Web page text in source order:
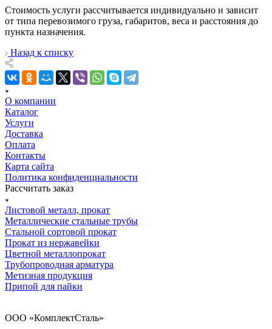
Стоимость услуги рассчитывается индивидуально и зависит
от типа перевозимого груза, габаритов, веса и расстояния до
пункта назначения.
Назад к списку
О компании
Каталог
Услуги
Доставка
Оплата
Контакты
Карта сайта
Политика конфиденциальности
Рассчитать заказ
Листовой металл, прокат
Металлические стальные трубы
Стальной сортовой прокат
Прокат из нержавейки
Цветной металлопрокат
Трубопроводная арматура
Метизная продукция
Припой для пайки
ООО «КомплектСталь»